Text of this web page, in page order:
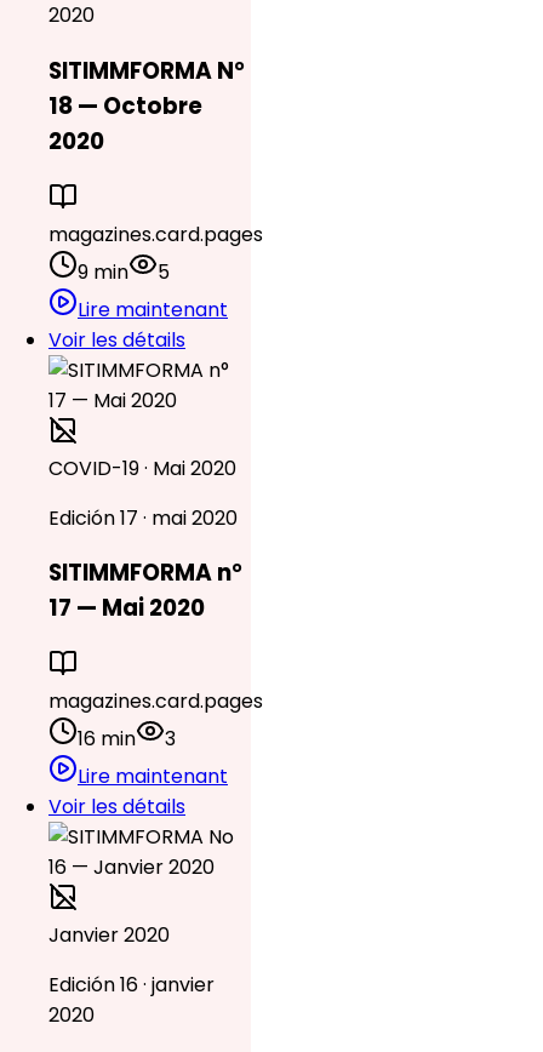
2020
SITIMMFORMA N°
18 — Octobre
2020
magazines.card.pages
9 min
5
Lire maintenant
Voir les détails
COVID-19 · Mai 2020
Edición 17 · mai 2020
SITIMMFORMA n°
17 — Mai 2020
magazines.card.pages
16 min
3
Lire maintenant
Voir les détails
Janvier 2020
Edición 16 · janvier
2020